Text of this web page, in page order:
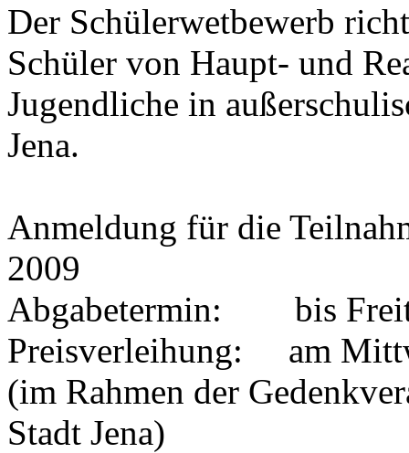
Der Schülerwetbewerb
Schüler von Haupt- und
Jugendliche in
Jena.
Anmeldung für die
2009
Abgabetermin: bis
Preisverleihung: am
(im Rahmen der
Stadt Jena)